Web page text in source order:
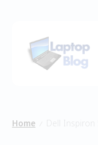
Home Dell Inspiron